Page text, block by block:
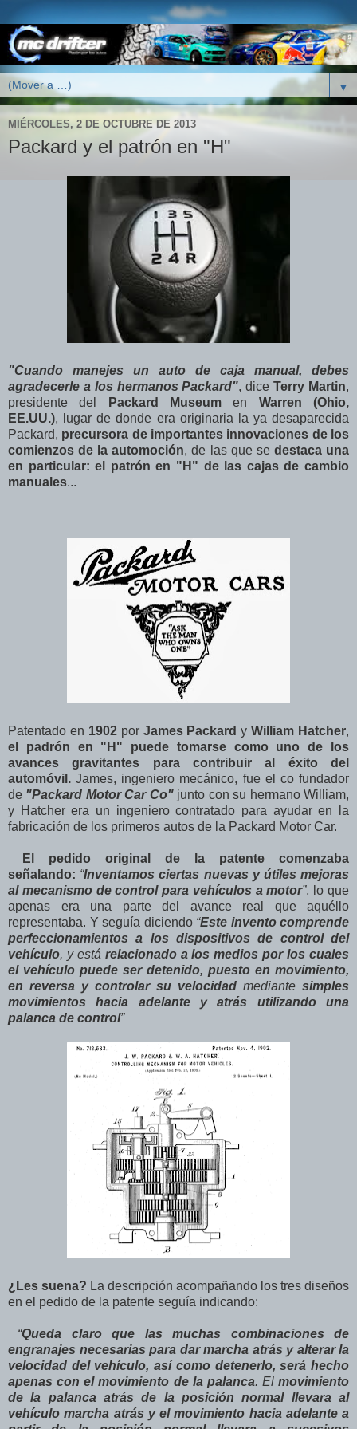
▼
MIÉRCOLES, 2 DE OCTUBRE DE 2013
Packard y el patrón en "H"
"Cuando manejes un auto de caja manual, debes
agradecerle a los hermanos Packard", diceTerry Martin,
presidente del
Packard Museum en Warren (Ohio,
EE.UU.), lugar de donde era originaria la ya desaparecida
Packard, precursora de importantes innovaciones de los
comienzos de la automoción, de las que se destaca una
en particular: el patrón en "H" de las cajas de cambio
manuales...
Patentado en 1902por James Packard yWilliam Hatcher,
el padrón en "H" puede tomarse como uno de los
avances gravitantes para contribuir al éxito del
automóvil. James, ingeniero mecánico, fue el co fundador
de "Packard Motor Car Co" junto con su hermano William,
y Hatcher era un ingeniero contratado para ayudar en la
fabricación de los primeros autos de la Packard Motor Car.
El pedido original de la patente comenzaba
señalando: “Inventamos ciertas nuevas y útiles mejoras
al mecanismo de control para vehículos a motor”, lo que
apenas era una parte del avance real que aquéllo
representaba. Y seguía diciendo“Este invento comprende
perfeccionamientos a los dispositivos de control del
vehículo, y está relacionado a los medios por los cuales
el vehículo puede ser detenido, puesto en movimiento,
en reversa y controlar su velocidad mediante simples
movimientos hacia adelante y atrás utilizando una
palanca de control”
¿Les suena? La descripción acompañando los tres diseños
en el pedido de la patente seguía indicando:
“Queda claro que las muchas combinaciones de
engranajes necesarias para dar marcha atrás y alterar la
velocidad del vehículo, así como detenerlo, será hecho
apenas con el movimiento de la palanca. El movimiento
de la palanca atrás de la posición normal llevara al
vehículo marcha atrás y el movimiento hacia adelante a